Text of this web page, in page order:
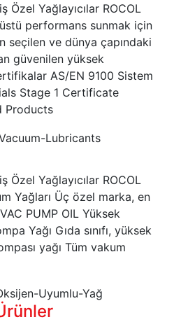
Özel Yağlayıcılar ROCOL
performans sunmak için
seçilen ve dünya çapındaki
güvenilen yüksek
AS/EN 9100 Sistem
Stage 1 Certificate
Products
Özel Yağlayıcılar ROCOL
Yağları Üç özel marka, en
PUMP OIL Yüksek
Yağı Gıda sınıfı, yüksek
yağı Tüm vakum